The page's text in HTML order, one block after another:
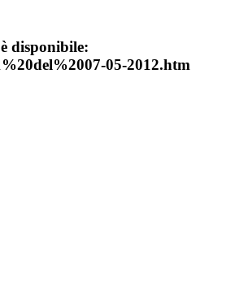
disponibile:
05-2012.htm